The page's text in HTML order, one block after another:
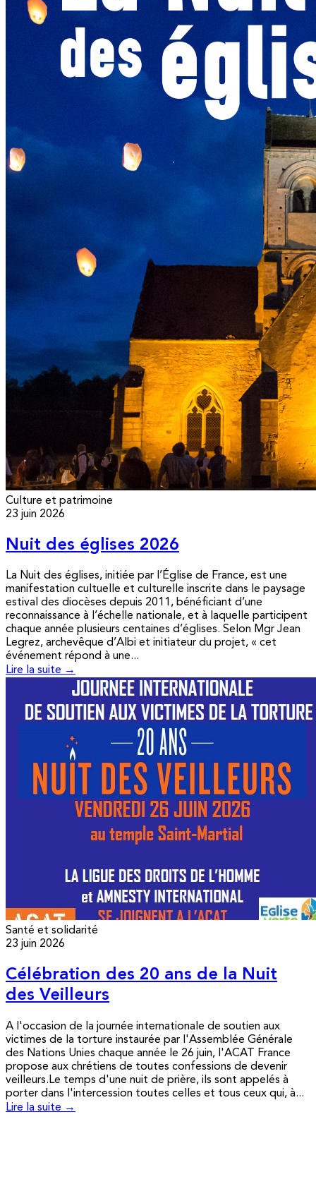
Culture et patrimoine
23 juin 2026
Nuit des églises 2026
La Nuit des églises, initiée par l’Église de France, est une
manifestation cultuelle et culturelle inscrite dans le paysage
estival des diocèses depuis 2011, bénéficiant d’une
reconnaissance à l’échelle nationale, et à laquelle participent
chaque année plusieurs centaines d’églises. Selon Mgr Jean
Legrez, archevêque d’Albi et initiateur du projet, « cet
événement répond à une...
Lire la suite →
Santé et solidarité
23 juin 2026
Célébration des 20 ans de la Nuit
des Veilleurs
A l'occasion de la journée internationale de soutien aux
victimes de la torture instaurée par l'Assemblée Générale
des Nations Unies chaque année le 26 juin, l'ACAT France
propose aux chrétiens de toutes confessions de devenir
veilleurs.Le temps d'une nuit de prière, ils sont appelés à
porter dans l'intercession toutes celles et tous ceux qui, à...
Lire la suite →